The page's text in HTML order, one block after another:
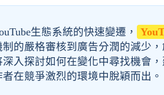
生態系統的快速變遷，
制的嚴格審核到廣告分潤的減少
深入探討如何在變化中尋找機會
在競爭激烈的環境中脫穎而出。